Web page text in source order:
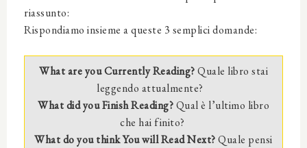
riassunto:
Rispondiamo insieme a queste 3 semplici domande:
What are you Currently Reading?Quale libro stai
leggendo attualmente?
What did you Finish Reading?Qual è l’ultimo libro
che hai finito?
What do you think You will Read Next?Quale pensi